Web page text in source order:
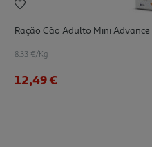
Ração Cão Adulto Mini
8.33 €/Kg
12,49 €